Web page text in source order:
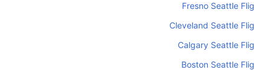
Fresno Seattle
Cleveland Seattle
Calgary Seattle
Boston Seattle